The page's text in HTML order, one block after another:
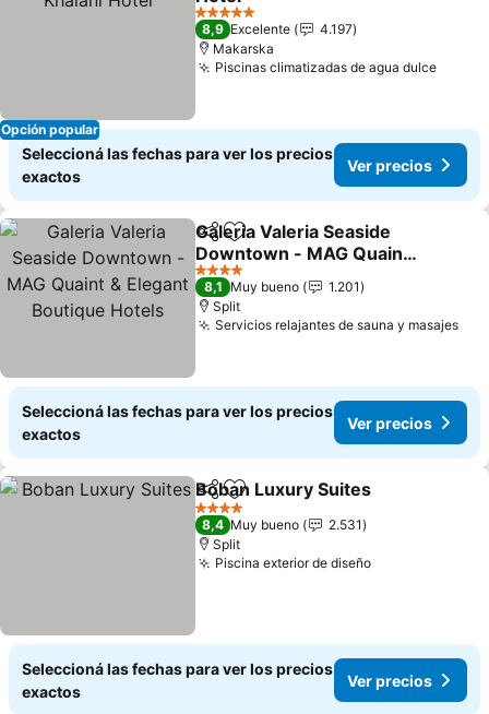
Opción popular
5 Estrellas
8,9 Excelente
4.197
Makarska
Piscinas climatizadas de agua dulce
Seleccioná las fechas para ver los precios
exactos
Ver precios
CompartirAñadir a favoritos
Galeria Valeria Seaside
Downtown - MAG Quaint
& Elegant Boutique Hotels
4 Estrellas
8,1 Muy bueno
1.201
Split
Servicios relajantes de sauna y masajes
Seleccioná las fechas para ver los precios
exactos
Ver precios
CompartirAñadir a favoritos
Boban Luxury Suites
4 Estrellas
8,4 Muy bueno
2.531
Split
Piscina exterior de diseño
Seleccioná las fechas para ver los precios
exactos
Ver precios